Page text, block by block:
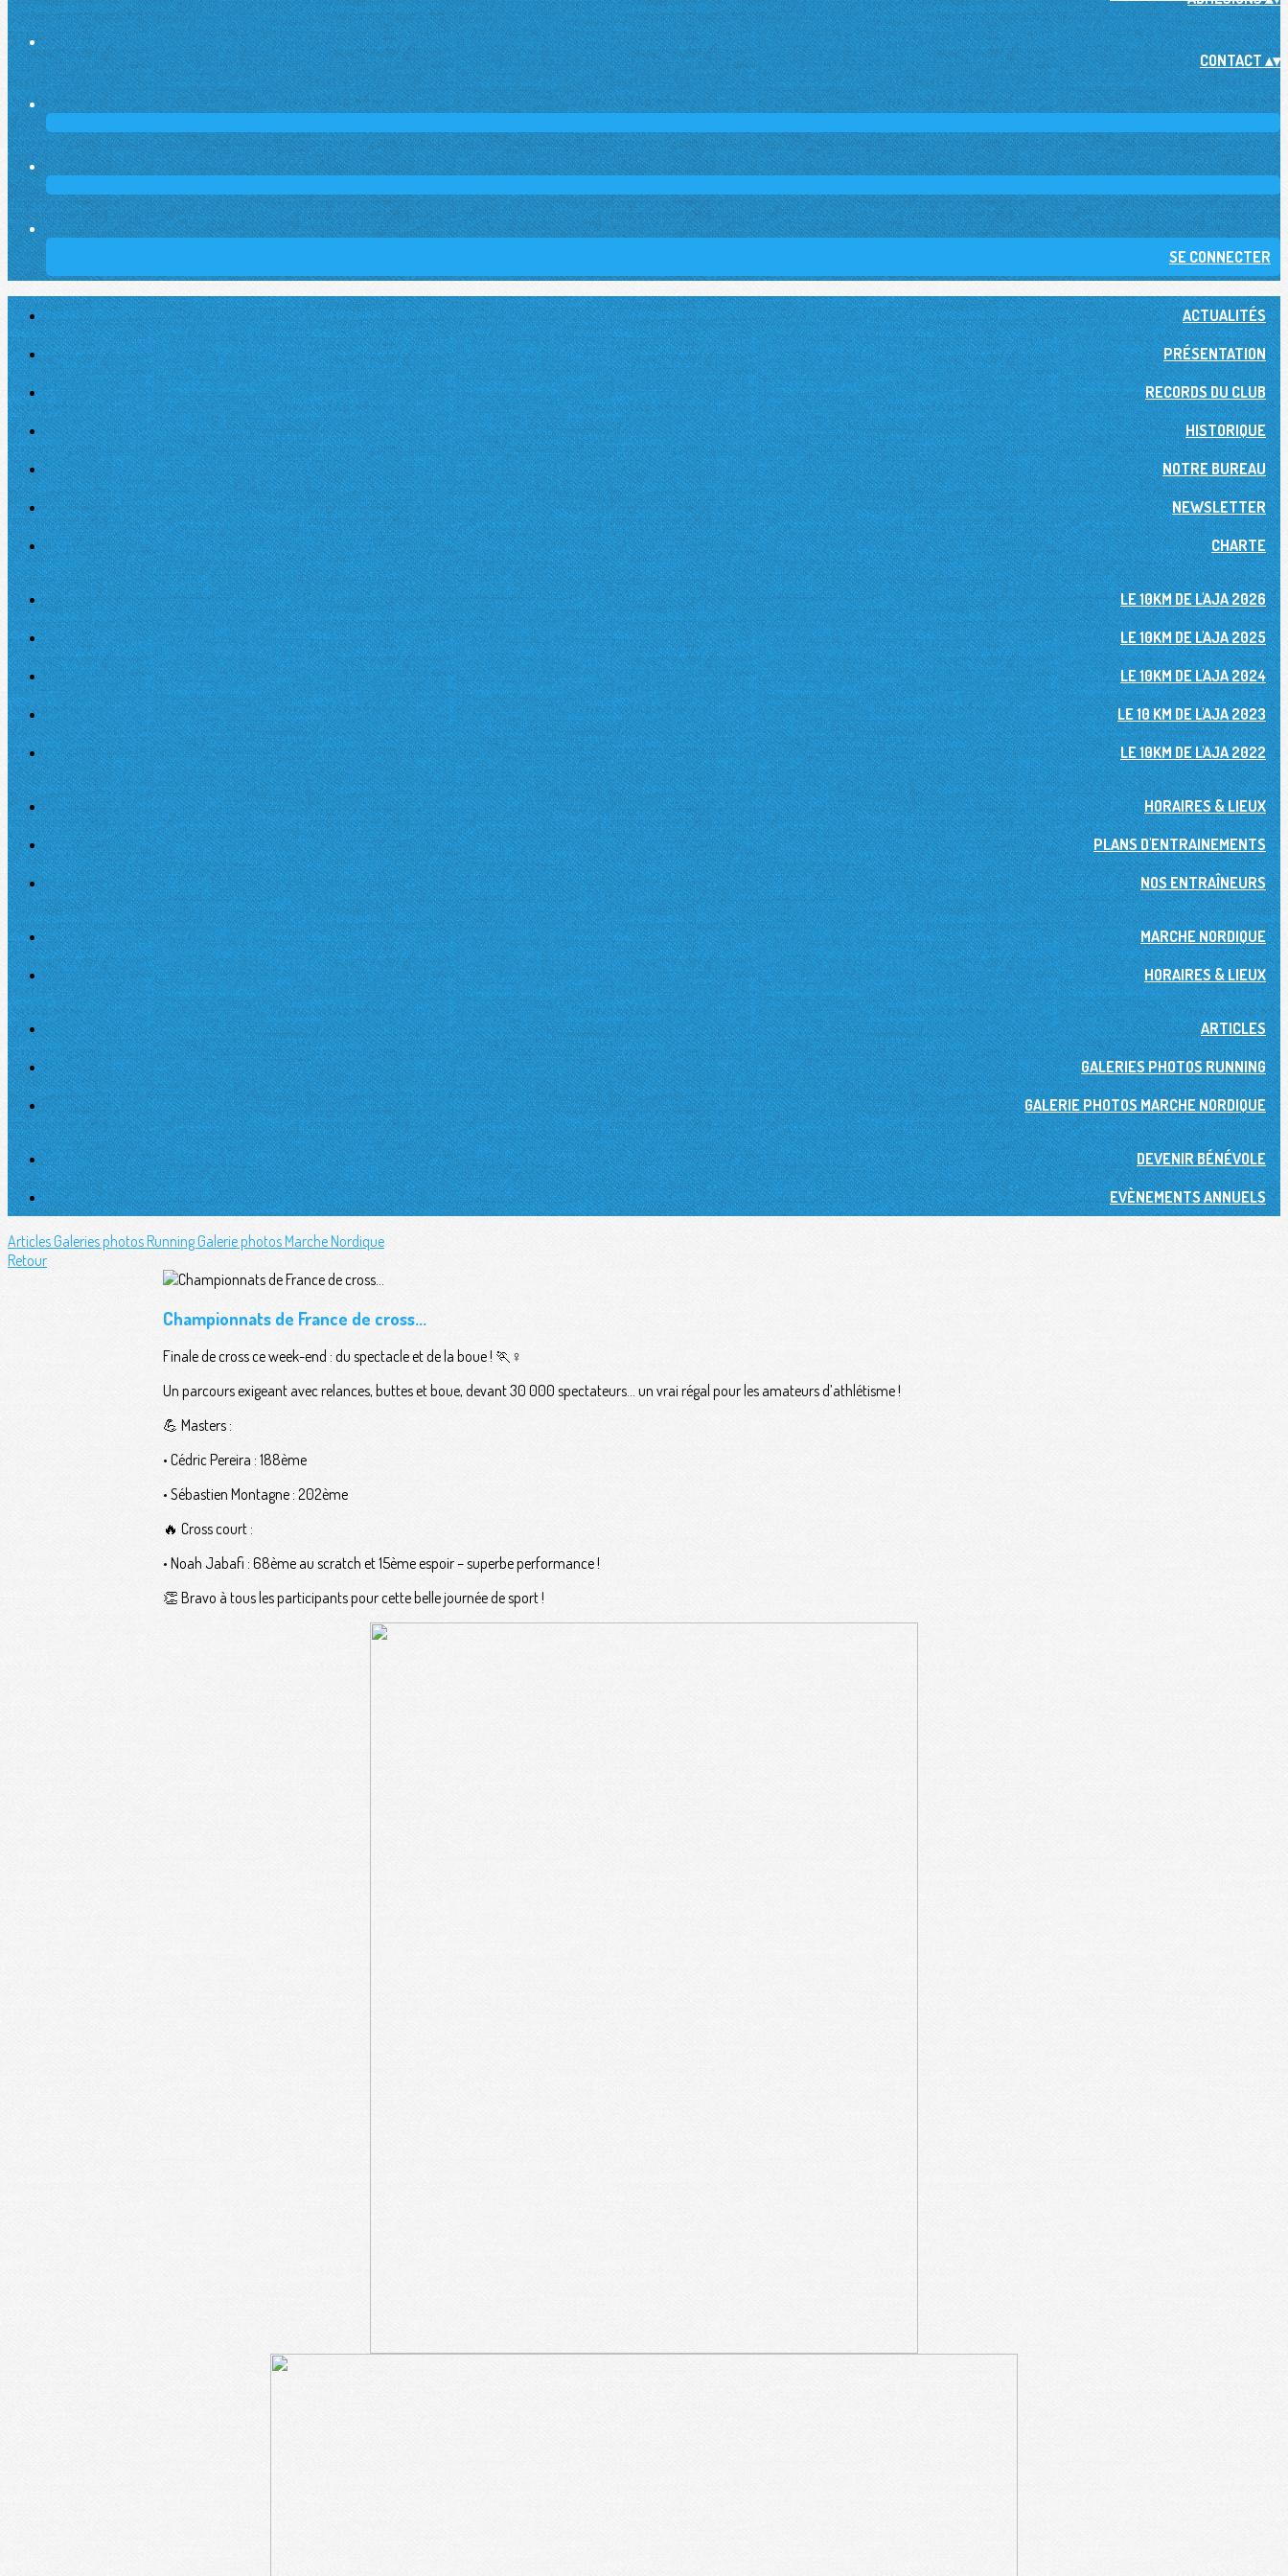
CONTACT▴▾
SE CONNECTER
ACTUALITÉS
PRÉSENTATION
RECORDS DU CLUB
HISTORIQUE
NOTRE BUREAU
NEWSLETTER
CHARTE
LE 10KM DE L'AJA 2026
LE 10KM DE L'AJA 2025
LE 10KM DE L'AJA 2024
LE 10 KM DE L'AJA 2023
LE 10KM DE L'AJA 2022
HORAIRES & LIEUX
PLANS D'ENTRAINEMENTS
NOS ENTRAÎNEURS
MARCHE NORDIQUE
HORAIRES & LIEUX
ARTICLES
GALERIES PHOTOS RUNNING
GALERIE PHOTOS MARCHE NORDIQUE
DEVENIR BÉNÉVOLE
EVÈNEMENTS ANNUELS
ArticlesGaleries photos RunningGalerie photos Marche Nordique
Retour
Championnats de France de cross...
Finale de cross ce week-end : du spectacle et de la boue ! 🏃♀️
Un parcours exigeant avec relances, buttes et boue, devant 30 000 spectateurs… un vrai régal pour les amateurs d’athlétisme !
💪 Masters :
• Cédric Pereira : 188ème
• Sébastien Montagne : 202ème
🔥 Cross court :
• Noah Jabafi : 68ème au scratch et 15ème espoir – superbe performance !
👏 Bravo à tous les participants pour cette belle journée de sport !